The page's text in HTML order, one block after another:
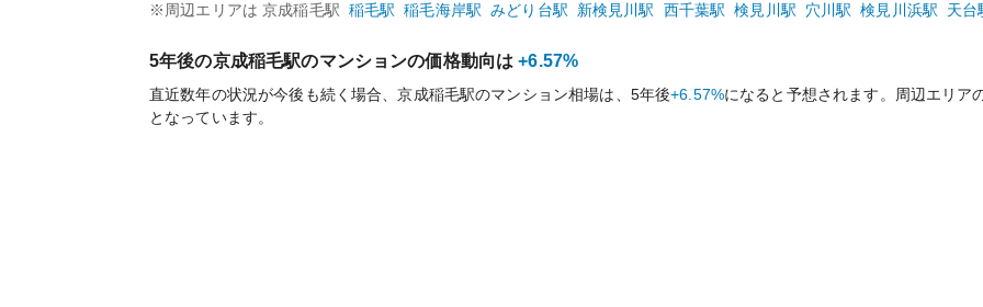
※周辺エリアは 京成稲毛駅 稲毛駅 稲毛海岸駅 みどり台駅 新検見川駅 西千葉駅 検見川 駅 穴川駅 検見川浜駅 天台
5年後の京成稲毛駅のマンションの価格動向は +6.57%
直近数年の状況が今後も続く場合、京成稲毛駅のマンション相場は、5年後+6.57%になると予想されます。周辺エリア
となっています。